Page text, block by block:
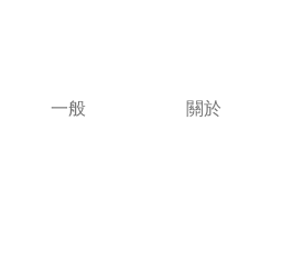
一般 關於